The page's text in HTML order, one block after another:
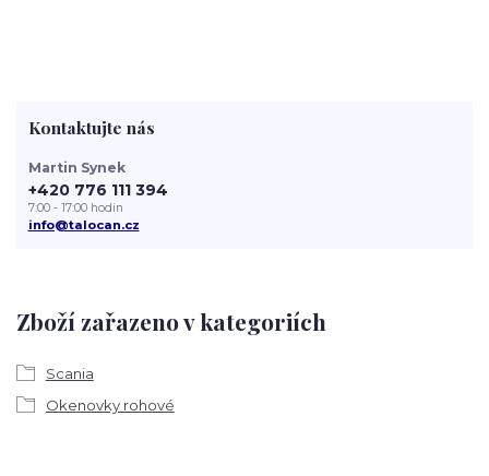
Zboží zařazeno v kategoriích
Scania
Okenovky rohové
Kontaktujte nás
Martin Synek
+420 776 111 394
7:00 - 17:00 hodin
info@talocan.cz